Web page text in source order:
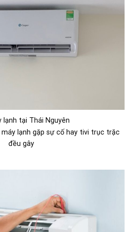
lạnh tại Thái Nguyên
máy lạnh gặp sự cố hay tivi trục trặc
đều gây